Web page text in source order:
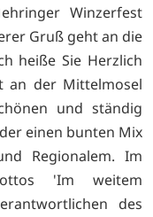
Winzerfest
Gruß geht an die
heiße Sie Herzlich
an der Mittelmosel
und ständig
einen bunten Mix
Regionalem. Im
'Im weitem
des